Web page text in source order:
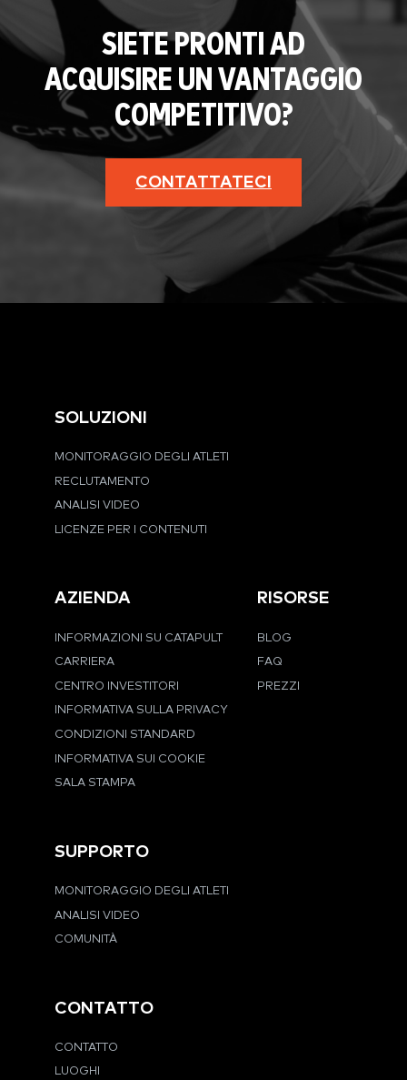
SIETE PRONTI AD
ACQUISIRE UN VANTAGGIO
COMPETITIVO?
CONTATTATECI
SOLUZIONI
MONITORAGGIO DEGLI ATLETI
RECLUTAMENTO
ANALISI VIDEO
LICENZE PER I CONTENUTI
AZIENDA
INFORMAZIONI SU CATAPULT
CARRIERA
CENTRO INVESTITORI
INFORMATIVA SULLA PRIVACY
CONDIZIONI STANDARD
INFORMATIVA SUI COOKIE
SALA STAMPA
RISORSE
BLOG
FAQ
PREZZI
SUPPORTO
MONITORAGGIO DEGLI ATLETI
ANALISI VIDEO
COMUNITÀ
CONTATTO
CONTATTO
LUOGHI